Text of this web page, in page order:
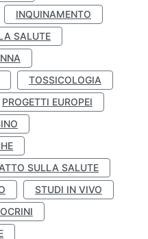
INQUINAMENTO
SALUTE
TOSSICOLOGIA
PROGETTI EUROPEI
SULLA SALUTE
STUDI IN VIVO